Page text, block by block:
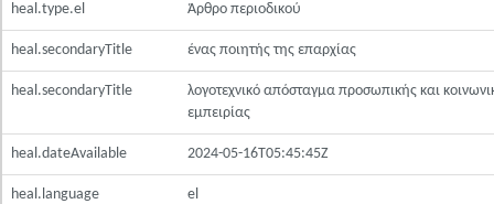
heal.type.el Άρθρο περιοδικού
heal.secondaryTitle ένας ποιητής της επαρχίας
heal.secondaryTitle
λογοτεχνικό απόσταγμα προσωπικής και
εμπειρίας
heal.dateAvailable 2024-05-16T05:45:45Z
heal.language el